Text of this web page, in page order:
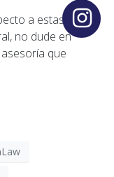
a estas
no dude en
que